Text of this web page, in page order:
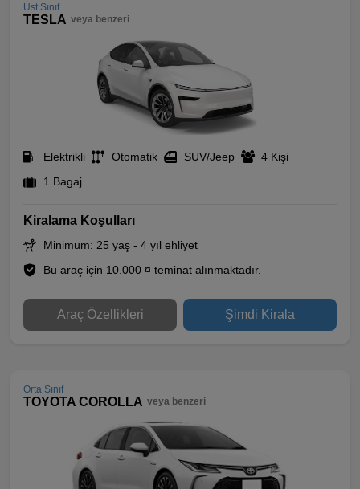
Üst Sınıf
TESLA veya benzeri
Elektrikli Otomatik SUV/Jeep
4 Kişi
1 Bagaj
Kiralama Koşulları
Minimum: 25 yaş - 4 yıl ehliyet
Bu araç için 10.000 ¤ teminat alınmaktadır.
Araç Özellikleri Şimdi Kirala
Orta Sınıf
TOYOTA COROLLA veya benzeri